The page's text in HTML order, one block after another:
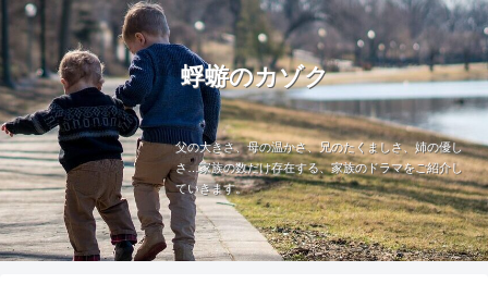
蜉蝣のカゾク
父の大きさ、母の温かさ、兄のたくましさ、姉の優し
さ…家族の数だけ存在する、家族のドラマをご紹介し
ていきます。